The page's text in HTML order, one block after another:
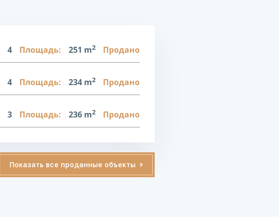
4 Площадь: 251 m2 Продано
4 Площадь: 234 m2 Продано
3 Площадь: 236 m2 Продано
Показать все проданные объекты